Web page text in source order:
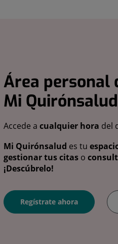
Área personal
Mi Quirónsalud
Accede a cualquier hora del
Mi Quirónsalud es tu
gestionar tus citas o
¡Descúbrelo!
Regístrate ahora